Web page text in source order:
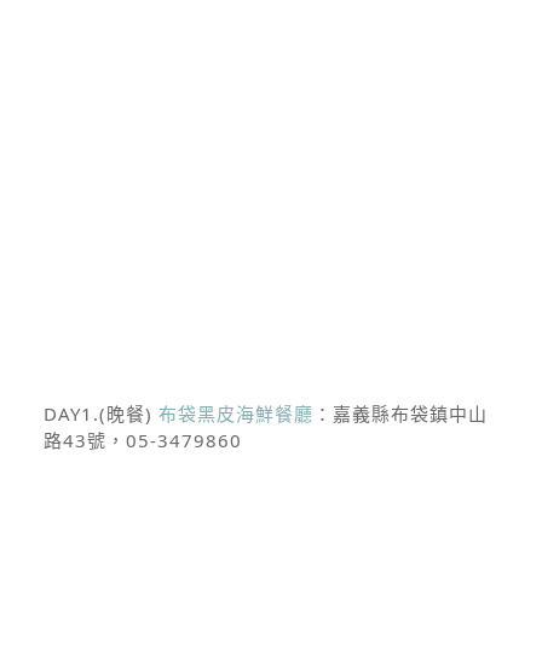
DAY1.(晚餐) 布袋黑皮海鮮餐廳 ：嘉義縣布袋鎮中山
路43號，05-3479860